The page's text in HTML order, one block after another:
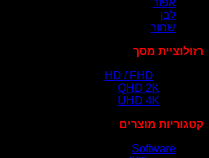
אפור
לבן
שחור
רזולוציית מסך
HD / FHD
QHD 2K
UHD 4K
קטגוריות מוצרים
Software